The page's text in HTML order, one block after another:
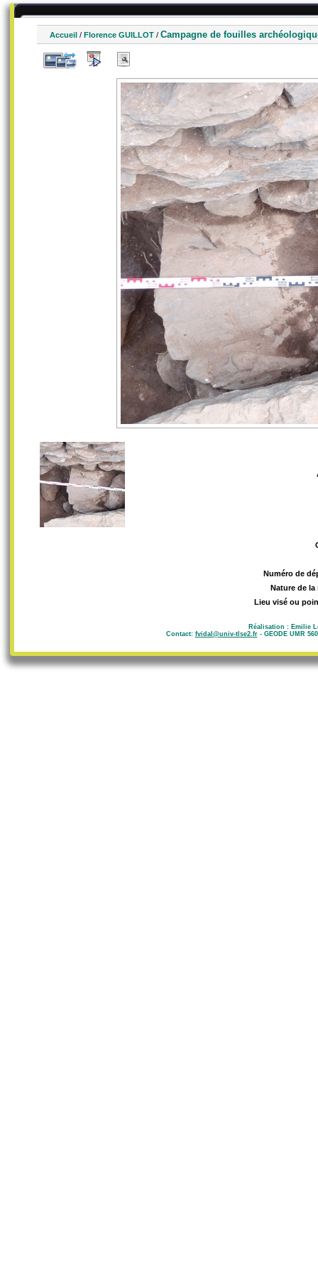
Accueil / Florence GUILLOT / Campagne de fouilles
Numéro de
Nature de la
Lieu visé ou
Réalisation : Emilie
Contact: fvidal@univ-tlse2.fr- GEODE UMR